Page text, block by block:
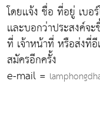
โดยเเจ้ง ชื่อ ที่อยู่ เบอ
เเละบอกว่าประสงค์
ที่ เจ้าหน้าที่ หรือส่งที่
สมัครอีกครั้ง
e-mail =